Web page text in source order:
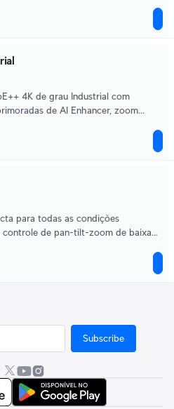
4K de grau Industrial com
de AI Enhancer, zoom
para todas as condições
controle de pan-tilt-zoom de baixa
Subscribe